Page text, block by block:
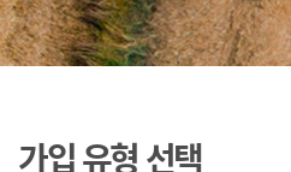
가입 유형 선택